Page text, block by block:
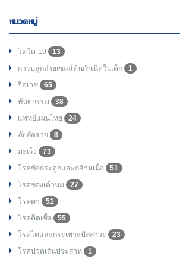
หมวดหมู่
โควิด-19
13
การปลูกถ่ายเซลล์ต้นกำเนิดในเด็ก
1
จิตเวช
65
ทันตกรรม
38
แพทย์แผนไทย
24
ภัยอัตราย
8
มะเร็ง
73
โรคข้อกระดูกและกล้ามเนื้อ
51
โรคของเต้านม
27
โรคตา
51
โรคติดเชื้อ
55
โรคไตและกระเพาะปัสสาวะ
23
โรคปวดเส้นประสาท
1